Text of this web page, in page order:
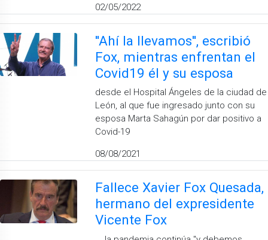
02/05/2022
''Ahí la llevamos'', escribió
Fox, mientras enfrentan el
Covid19 él y su esposa
desde el Hospital Ángeles de la ciudad de
León, al que fue ingresado junto con su
esposa Marta Sahagún por dar positivo a
Covid-19
08/08/2021
Fallece Xavier Fox Quesada,
hermano del expresidente
Vicente Fox